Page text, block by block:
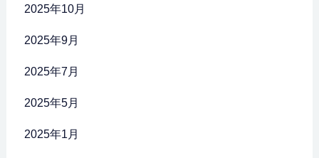
2025年10月
2025年9月
2025年7月
2025年5月
2025年1月